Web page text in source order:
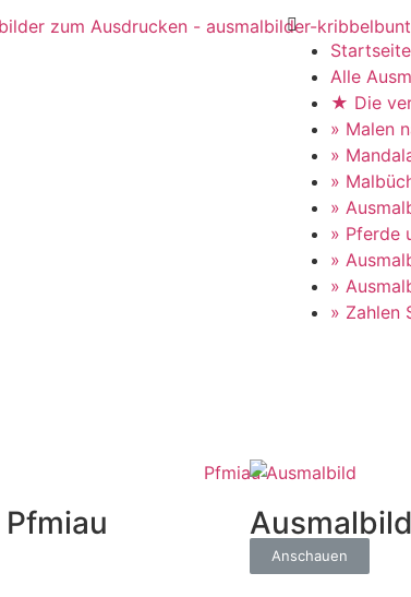
Startseite
Alle
★ Die
» Malen
»
»
»
» Pferde
»
»
» Zahlen
Anschauen